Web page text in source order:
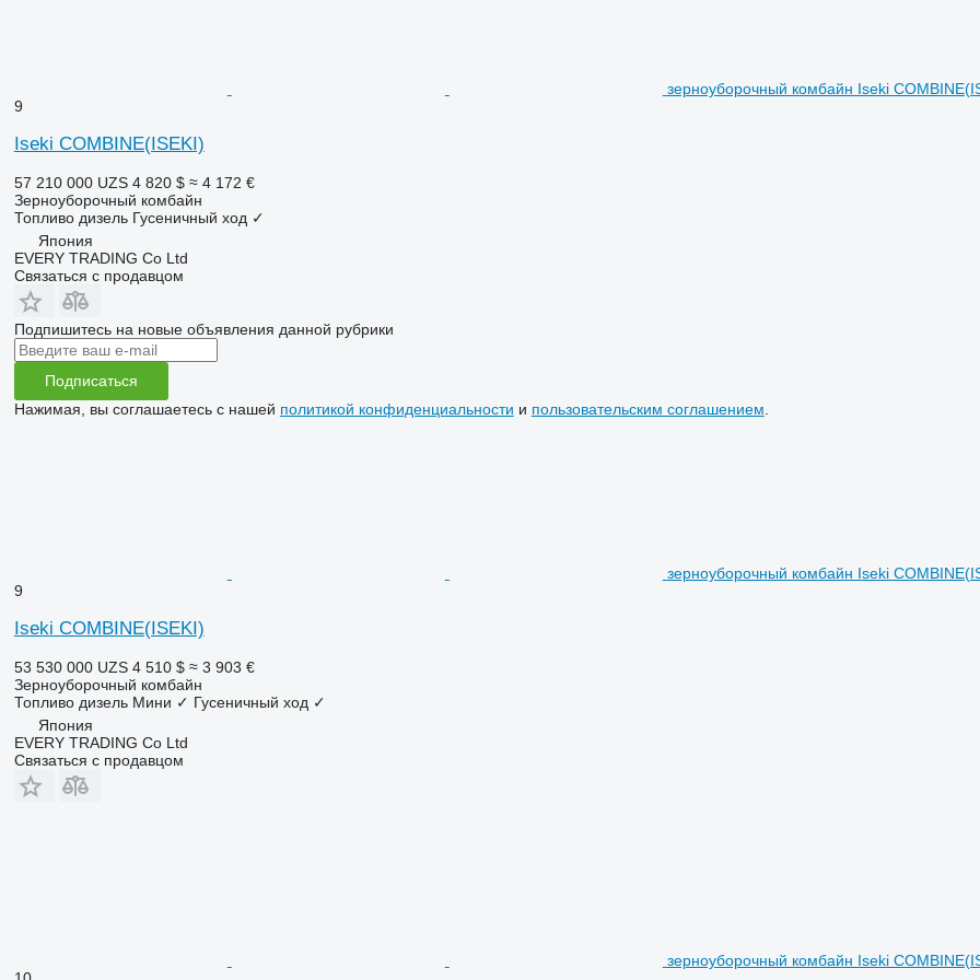
зерноуборочный комбайн Iseki
9
Iseki COMBINE(ISEKI)
57 210 000 UZS 4 820 $ ≈ 4 172 €
Зерноуборочный комбайн
Топливо дизель Гусеничный ход ✓
Япония
EVERY TRADING Co Ltd
Связаться с продавцом
Подпишитесь на новые объявления данной рубрики
Подписаться
Нажимая, вы соглашаетесь с нашей политикой конфиденциальности и пользовательским соглашением
зерноуборочный комбайн Iseki
9
Iseki COMBINE(ISEKI)
53 530 000 UZS 4 510 $ ≈ 3 903 €
Зерноуборочный комбайн
Топливо дизель Мини ✓ Гусеничный ход ✓
Япония
EVERY TRADING Co Ltd
Связаться с продавцом
зерноуборочный комбайн Iseki